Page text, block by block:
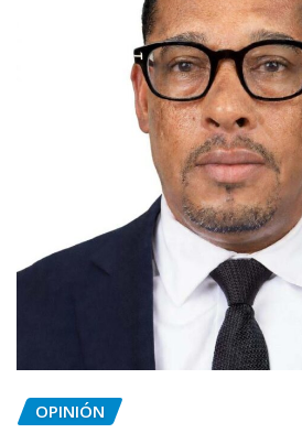
OPINIÓN